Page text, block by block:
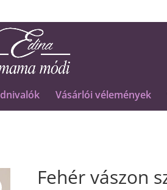
Vásárlói vélemények
Fehér vászon